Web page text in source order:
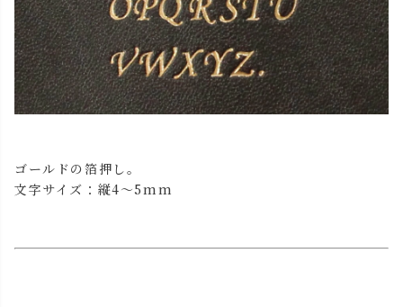
ゴールドの箔押し。
文字サイズ：縦4～5mm